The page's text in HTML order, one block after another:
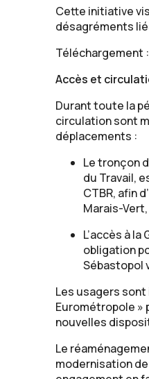
Cette initiative
désagréments
Téléchargement
Accès et
Durant toute la
circulation sont
déplacements :
Le tronçon
du Travail,
CTBR, afin
Marais-
L’accès à
obligation
Sébastopol
Les usagers
Eurométropole »
nouvelles
Le
modernisation